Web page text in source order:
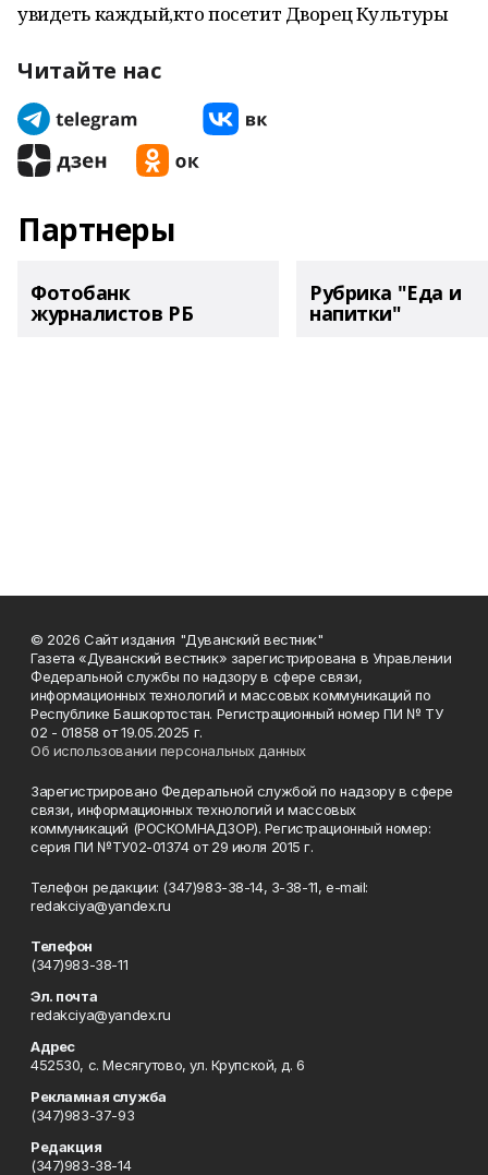
увидеть каждый,кто посетит Дворец Культуры
Читайте нас
Партнеры
Фотобанк
журналистов РБ
Рубрика "Еда и
напитки"
© 2026 Сайт издания "Дуванский вестник"
Газета «Дуванский вестник» зарегистрирована в Управлении
Федеральной службы по надзору в сфере связи,
информационных технологий и массовых коммуникаций по
Республике Башкортостан. Регистрационный номер ПИ № ТУ
02 - 01858 от 19.05.2025 г.
Об использовании персональных данных
Зарегистрировано Федеральной службой по надзору в сфере
связи, информационных технологий и массовых
коммуникаций (РОСКОМНАДЗОР). Регистрационный номер:
серия ПИ №ТУ02-01374 от 29 июля 2015 г.
Телефон редакции: (347)983-38-14, 3-38-11, e-mail:
redakciya@yandex.ru
Телефон
(347)983-38-11
Эл. почта
redakciya@yandex.ru
Адрес
452530, с. Месягутово, ул. Крупской, д. 6
Рекламная служба
(347)983-37-93
Редакция
(347)983-38-14